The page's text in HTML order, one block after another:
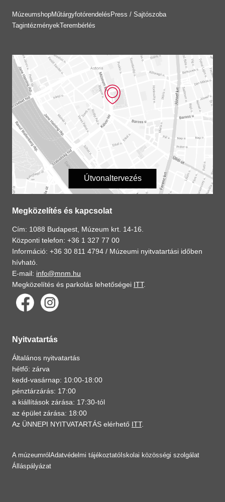
MúzeumshopMűtárgyfotórendelés Press / Sajtószoba
TagintézményekTerembérlés
Útvonaltervezés
Megközelítés és kapcsolat
Cím: 1088 Budapest, Múzeum krt. 14-16.
Központi telefon: +36 1 327 77 00
Információ: +36 30 811 4794 / Múzeumi nyitvatartási időben
hívható.
E-mail: info@mnm.hu
Megközelítés és parkolás lehetőségei ITT.
Nyitvatartás
Általános nyitvatartás
hétfő: zárva
kedd-vasárnap: 10:00-18:00
pénztárzárás: 17:00
a kiállítások zárása: 17:30-tól
az épület zárása: 18:00
Az ÜNNEPI NYITVATARTÁS elérhető ITT.
A múzeumról Adatvédelmi tájékoztató Iskolai közösségi szolgálat
Álláspályázat